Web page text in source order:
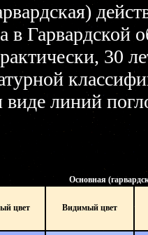
в Гарвардской
30
виде линий
Основная
цвет Видимый цвет